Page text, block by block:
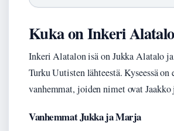
Kuka on Inkeri
Inkeri Alatalon isä on Jukka Alatalo
Turku Uutisten lähteestä. Kyseessä
vanhemmat, joiden nimet ovat
Vanhemmat Jukka ja Marja